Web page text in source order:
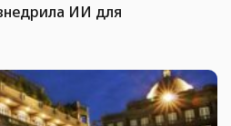
ИИ для